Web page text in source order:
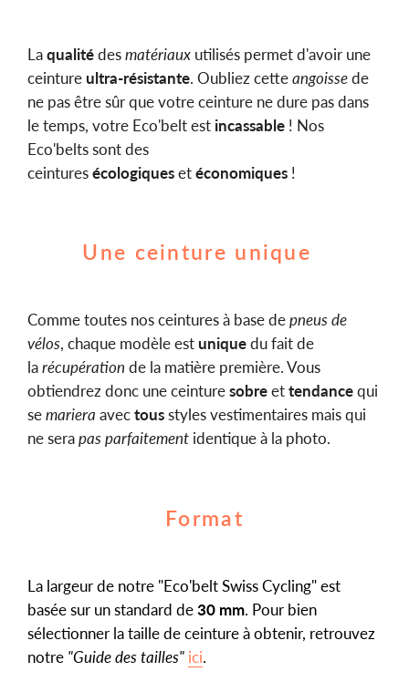
Laqualitédesmatériaux utilisés permet d'avoir une
ceinture ultra-résistante. Oubliez cetteangoissede
ne pas être sûr que votre ceinture ne dure pas dans
le temps, votre Eco'belt est incassable ! Nos
Eco'belts sont des
ceinturesécologiquesetéconomiques !
Une ceinture unique
Comme toutes nos ceintures à base depneus de
vélos, chaque modèle est uniquedu fait de
larécupération de la matière première. Vous
obtiendrez donc une ceinturesobreettendancequi
semariera avectousstyles vestimentaires mais qui
ne serapas parfaitement identique à la photo.
Format
La largeur de notre "Eco'belt Swiss Cycling" est
basée sur un standard de30 mm. Pour bien
sélectionner la taille de ceinture à obtenir, retrouvez
notre "Guide des tailles" ici.